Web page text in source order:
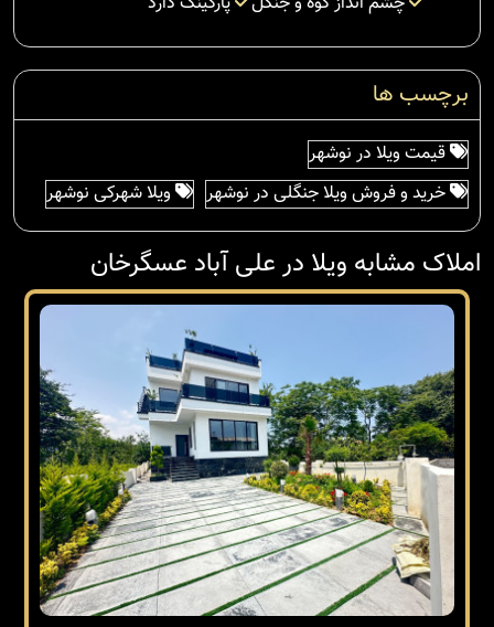
برچسب ها
قیمت ویلا در نوشهر
خرید و فروش ویلا جنگلی در نوشهر
ویلا شهرکی نوشهر
املاک مشابه ویلا در علی آباد عسگرخان